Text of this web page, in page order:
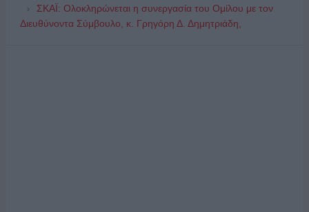
ΣΚΑΪ: Ολοκληρώνεται η συνεργασία του Ομίλου με τον
Διευθύνοντα Σύμβουλο, κ. Γρηγόρη Δ. Δημητριάδη,